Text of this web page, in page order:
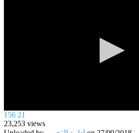
0
seconds
of
156 21
23,253 views